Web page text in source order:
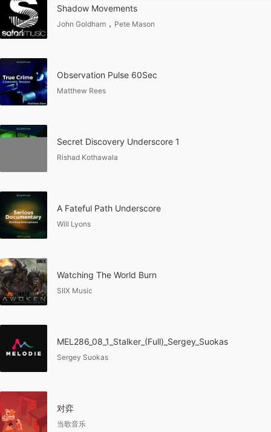
Shadow Movements
John Goldham ， Pete Mason
Observation Pulse 60Sec
Matthew Rees
Secret Discovery Underscore 1
Rishad Kothawala
A Fateful Path Underscore
Will Lyons
Watching The World Burn
SIIX Music
MEL286_08_1_Stalker_(Full)_Sergey_Suokas
Sergey Suokas
对弈
当歌音乐